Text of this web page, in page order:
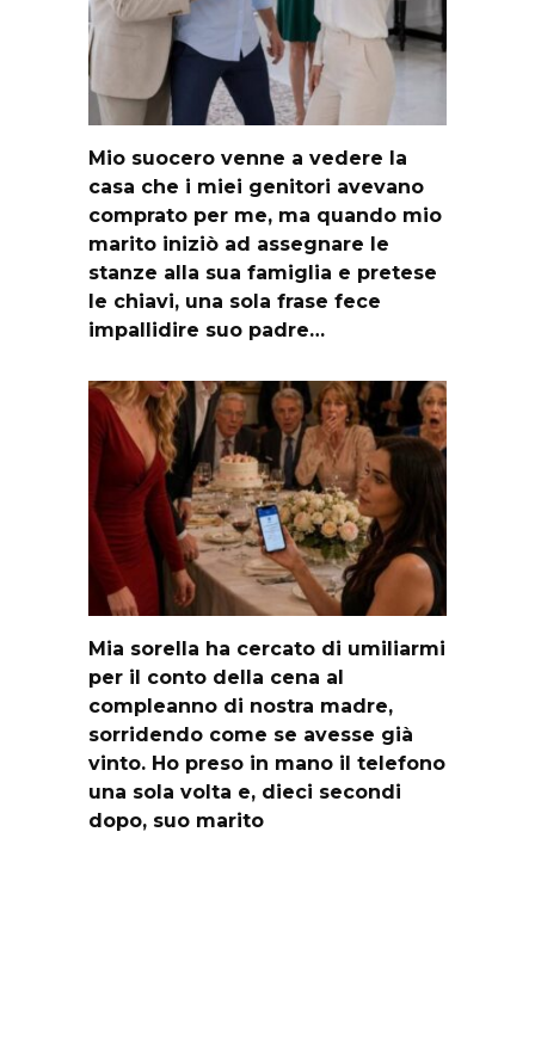
Mio suocero venne a vedere la
casa che i miei genitori avevano
comprato per me, ma quando mio
marito iniziò ad assegnare le
stanze alla sua famiglia e pretese
le chiavi, una sola frase fece
impallidire suo padre…
Mia sorella ha cercato di umiliarmi
per il conto della cena al
compleanno di nostra madre,
sorridendo come se avesse già
vinto. Ho preso in mano il telefono
una sola volta e, dieci secondi
dopo, suo marito